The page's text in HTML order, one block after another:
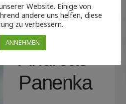
budoclubkarlsruhe . de
Panenka
Website. Einige von
andere uns helfen, diese
zu verbessern.
ANNEHMEN